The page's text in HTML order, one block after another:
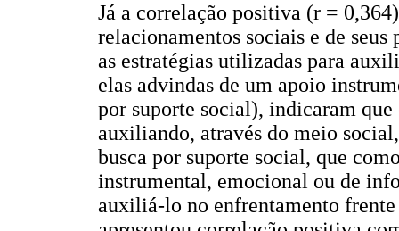
Já a correlação positiva (r =
relacionamentos sociais e de
as estratégias utilizadas para
elas advindas de um apoio
por suporte social), indicaram que
auxiliando, através do meio
busca por suporte social, que
instrumental, emocional ou de
auxiliá-lo no enfrentamento